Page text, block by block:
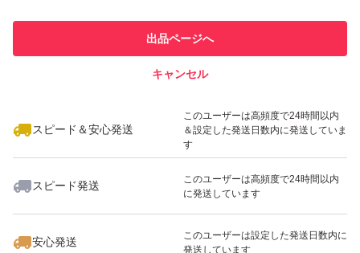
代を変更させていただく必要がありますので、落札前にコ
beamsビームスshipsシップスchumsチャムスPatagoniaパ
e blueレイジブルーurban researchアーバンリサーチnano
universeナノユニバースtomorrow landトゥモローランドci
aopanicチャオパニックtypyティピーcoenコーエンunited
での取引実績があります
スピード&安心発送
※このバッジは実績に基づく表示であり、発送を保証しているものではあり
スピード＆安心発送
このユーザーは高頻度で24時間以内
＆設定した発送日数内に発送していま
す
スピード発送
このユーザーは高頻度で24時間以内
に発送しています
安心発送
このユーザーは設定した発送日数内に
発送しています
出品ページへ
キャンセル